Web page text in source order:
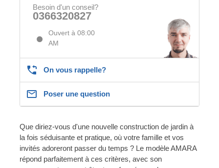
Besoin d'un conseil?
0366320827
Ouvert à 08:00
AM
On vous rappelle?
Poser une question
Que diriez-vous d'une nouvelle construction de jardin à
la fois séduisante et pratique, où votre famille et vos
invités adoreront passer du temps ? Le modèle AMARA
répond parfaitement à ces critères, avec son